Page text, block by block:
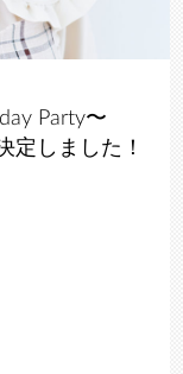
Party〜
定しました！